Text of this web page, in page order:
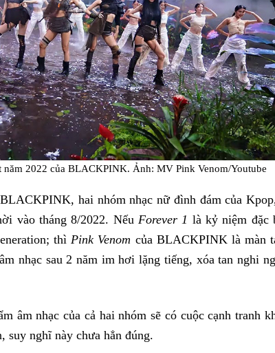
năm 2022 của BLACKPINK. Ảnh: MV Pink Venom/Youtube
hai nhóm nhạc nữ đình đám của
vào tháng 8/2022. Nếu Forever 1 là kỷ niệm đặc
thìPink Venom của BLACKPINK là màn
nhạc sau 2 năm im hơi lặng tiếng, xóa tan nghi
âm nhạc của cả hai nhóm sẽ có cuộc cạnh tranh
suy nghĩ này chưa hẳn đúng.